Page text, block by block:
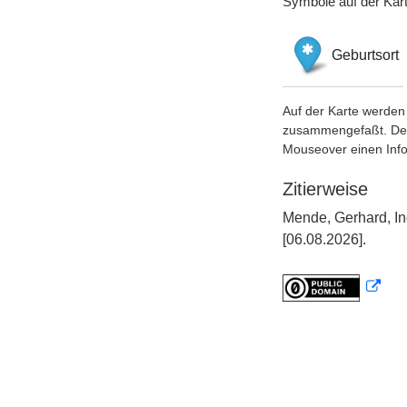
Geburtsort
Auf der Karte
zusammengefaßt.
Mouseover einen
Zitierweise
Mende, Gerhard,
[06.08.2026].